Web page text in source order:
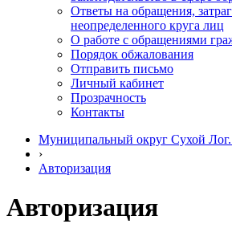
Ответы на обращения,
неопределенного круга лиц
О работе с обращениями
Порядок обжалования
Отправить письмо
Личный кабинет
Прозрачность
Контакты
Муниципальный округ Сухой
›
Авторизация
Авторизация